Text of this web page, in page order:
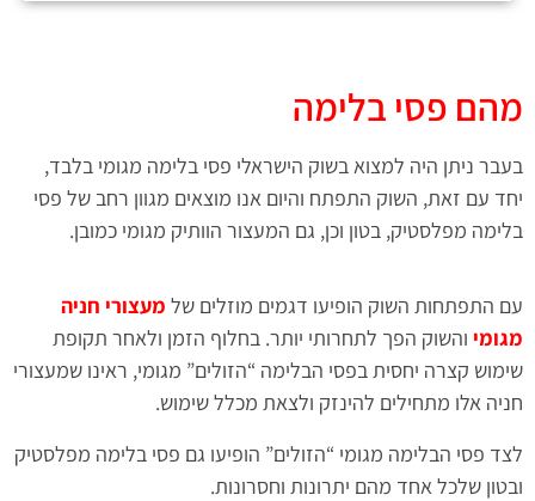
מהם פסי בלימה
בעבר ניתן היה למצוא בשוק הישראלי פסי בלימה מגומי בלבד,
יחד עם זאת, השוק התפתח והיום אנו מוצאים מגוון רחב של פסי
בלימה מפלסטיק, בטון וכן, גם המעצור הוותיק מגומי כמובן.
עם התפתחות השוק הופיעו דגמים מוזלים של מעצורי חניה
מגומי והשוק הפך לתחרותי יותר. בחלוף הזמן ולאחר תקופת
שימוש קצרה יחסית בפסי הבלימה “הזולים” מגומי, ראינו שמעצורי
חניה אלו מתחילים להינזק ולצאת מכלל שימוש.
לצד פסי הבלימה מגומי “הזולים” הופיעו גם פסי בלימה מפלסטיק
ובטון שלכל אחד מהם יתרונות וחסרונות.